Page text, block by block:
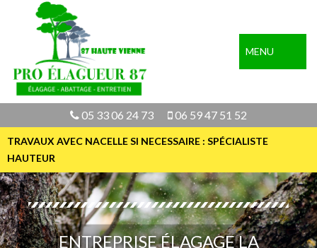
MENU
05 33 06 24 73 06 59 47 51 52
TRAVAUX AVEC NACELLE SI NECESSAIRE : SPÉCIALISTE
HAUTEUR
ENTREPRISE ÉLAGAGE LA